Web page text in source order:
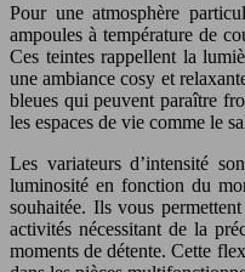
Pour une atmosphère
ampoules à température de
Ces teintes rappellent la
une ambiance cosy et
bleues qui peuvent paraître
les espaces de vie comme le
Les variateurs d’intensité
luminosité en fonction du
souhaitée. Ils vous
activités nécessitant de la
moments de détente. Cette